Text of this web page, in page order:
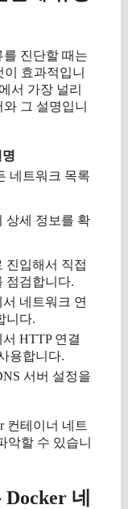
를 진단할 때는
효과적입니
서 가장 널리
그 설명입니
네트워크 목록
상세 정보를 확
진입해서 직접
점검합니다.
네트워크 연
니다.
HTTP 연결
용합니다.
서버 설정을
컨테이너 네트
악할 수 있습니
네